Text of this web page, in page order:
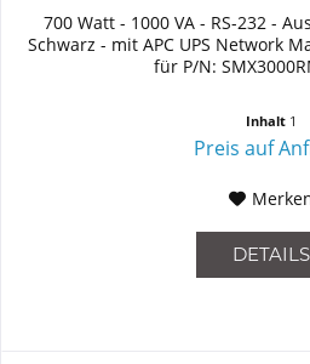
700 Watt - 1000 VA - RS-232 -
Schwarz - mit APC UPS Network
für P/N:
Inhalt 1
Preis auf
DETAILS